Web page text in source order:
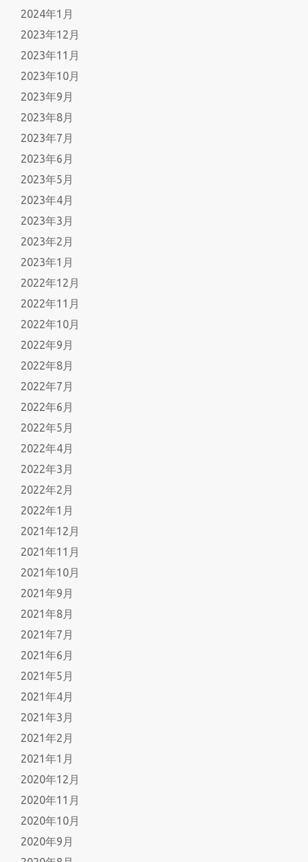
2024年1月
2023年12月
2023年11月
2023年10月
2023年9月
2023年8月
2023年7月
2023年6月
2023年5月
2023年4月
2023年3月
2023年2月
2023年1月
2022年12月
2022年11月
2022年10月
2022年9月
2022年8月
2022年7月
2022年6月
2022年5月
2022年4月
2022年3月
2022年2月
2022年1月
2021年12月
2021年11月
2021年10月
2021年9月
2021年8月
2021年7月
2021年6月
2021年5月
2021年4月
2021年3月
2021年2月
2021年1月
2020年12月
2020年11月
2020年10月
2020年9月